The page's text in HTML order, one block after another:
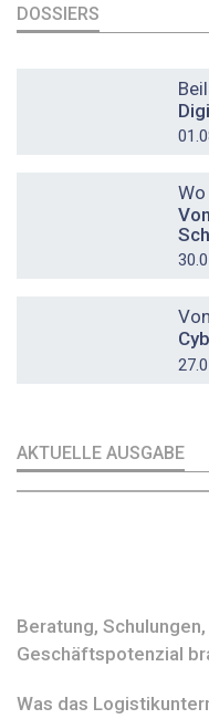
DOSSIERS
AKTUELLE AUSGABE
Beratung,
Geschäftspotenzial
Was das